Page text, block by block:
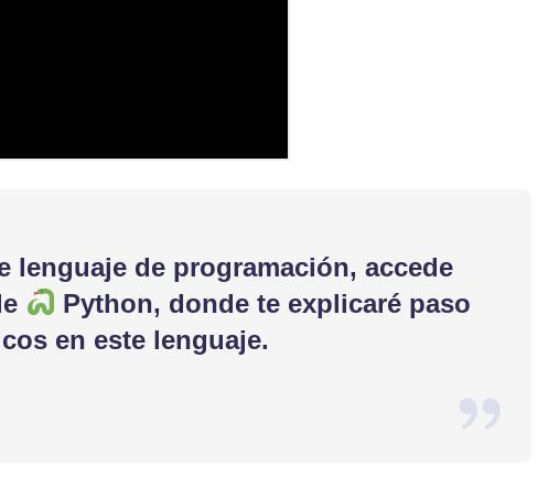
lenguaje de programación, accede
Python, donde te explicaré paso
en este lenguaje.